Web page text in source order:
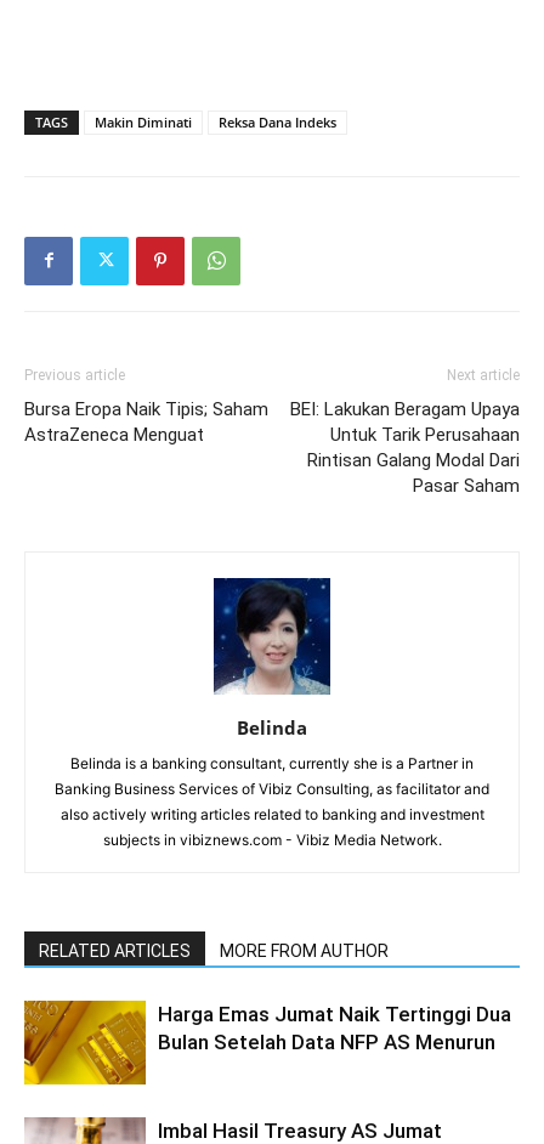
TAGS Makin Diminati Reksa Dana Indeks
Previous article
Bursa Eropa Naik Tipis; Saham
AstraZeneca Menguat
Next article
BEI: Lakukan Beragam Upaya
Untuk Tarik Perusahaan
Rintisan Galang Modal Dari
Pasar Saham
Belinda
Belinda is a banking consultant, currently she is a Partner in
Banking Business Services of Vibiz Consulting, as facilitator and
also actively writing articles related to banking and investment
subjects in vibiznews.com - Vibiz Media Network.
RELATED ARTICLES MORE FROM AUTHOR
Harga Emas Jumat Naik Tertinggi Dua
Bulan Setelah Data NFP AS Menurun
Imbal Hasil Treasury AS Jumat